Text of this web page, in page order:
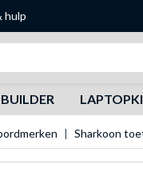
hulp
Sharkoon